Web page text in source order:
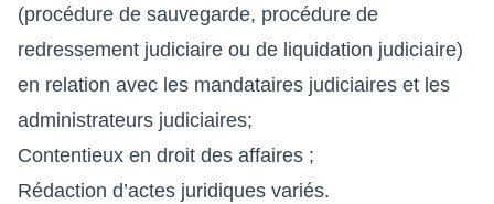
(procédure de sauvegarde, procédure de
redressement judiciaire ou de liquidation judiciaire)
en relation avec les mandataires judiciaires et les
administrateurs judiciaires;
Contentieux en droit des affaires ;
Rédaction d’actes juridiques variés.